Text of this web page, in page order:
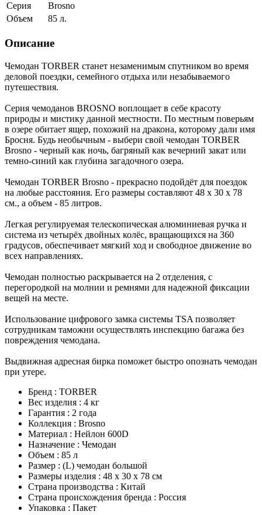
Серия
Brosno
Объем
85 л.
Описание
Чемодан TORBER станет незаменимым спутником во время
деловой поездки, семейного отдыха или незабываемого
путешествия.
Серия чемоданов BROSNO воплощает в себе красоту
природы и мистику данной местности. По местным поверьям
в озере обитает ящер, похожий на дракона, которому дали имя
Бросня. Будь необычным - выбери свой чемодан TORBER
Brosno - черный как ночь, багряный как вечерний закат или
темно-синий как глубина загадочного озера.
Чемодан TORBER Brosno - прекрасно подойдёт для поездок
на любые расстояния. Его размеры составляют 48 х 30 х 78
см., а объем - 85 литров.
Легкая регулируемая телескопическая алюминиевая ручка и
система из четырёх двойных колёс, вращающихся на 360
градусов, обеспечивает мягкий ход и свободное движение во
всех направлениях.
Чемодан полностью раскрывается на 2 отделения, с
перегородкой на молнии и ремнями для надежной фиксации
вещей на месте.
Использование цифрового замка системы TSA позволяет
сотрудникам таможни осуществлять инспекцию багажа без
повреждения чемодана.
Выдвижная адресная бирка поможет быстро опознать чемодан
при утере.
Бренд : TORBER
Вес изделия : 4 кг
Гарантия : 2 года
Коллекция : Brosno
Материал : Нейлон 600D
Назначение : Чемодан
Объем : 85 л
Размер : (L) чемодан большой
Размеры изделия : 48 х 30 х 78 см
Страна производства : Китай
Страна происхождения бренда : Россия
Упаковка : Пакет